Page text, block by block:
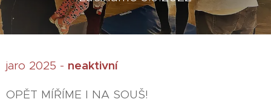
jaro 2025 - neaktivní
OPĚT MÍŘÍME I NA SOUŠ!